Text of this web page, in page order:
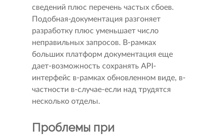
сведений плюс перечень частых сбоев.
Подобная-документация разгоняет
разработку плюс уменьшает число
неправильных запросов. В-рамках
больших платформ документация еще
дает-возможность сохранять API-
интерфейс в-рамках обновленном виде, в-
частности в-случае-если над трудятся
несколько отделы.
Проблемы при